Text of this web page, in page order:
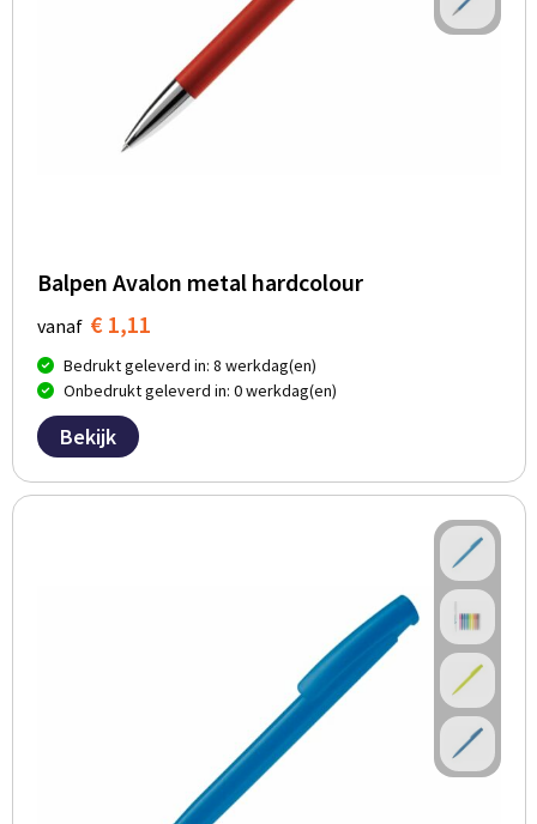
Balpen Avalon metal hardcolour
vanaf € 1,11
Bedrukt geleverd in: 8 werkdag(en)
Onbedrukt geleverd in: 0 werkdag(en)
Bekijk